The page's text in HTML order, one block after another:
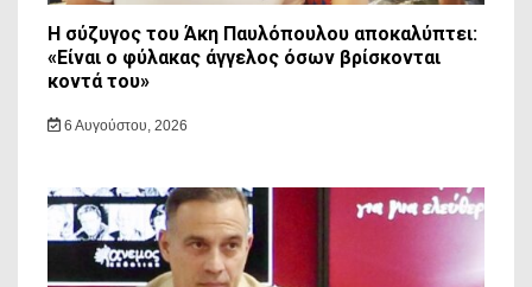
Η σύζυγος του Άκη Παυλόπουλου αποκαλύπτει:
«Είναι ο φύλακας άγγελος όσων βρίσκονται
κοντά του»
6 Αυγούστου, 2026